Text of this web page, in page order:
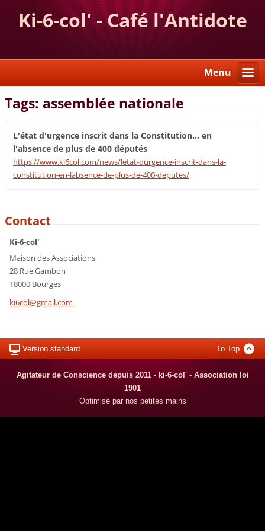
Ki-6-col' - Café l'Antidote
Menu
Tags: assemblée nationale
L'état d'urgence inscrit dans la Constitution... en
l'absence de plus de 400 députés
https://www.ki6col.com/news/letat-durgence-inscrit-dans-la-
constitution-en-labsence-de-plus-de-400-deputes/
Contact
Ki-6-col'
Maison des Associations
28 Rue Gambon
18000 Bourges
ki6col@gmail.com
Version standard To Top
Agitateur de Conscience depuis 2011 - ki-6-col' - Association loi
1901
Optimisé par nos petites mains